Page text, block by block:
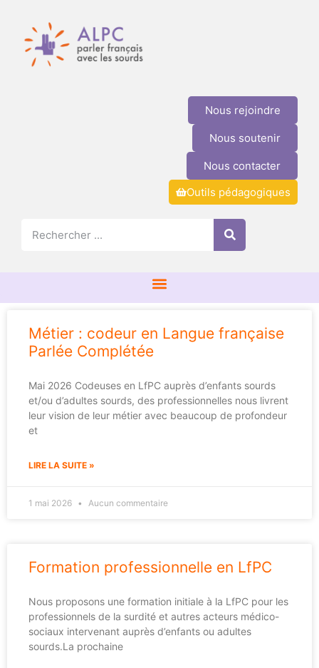
Nous rejoindre
Nous soutenir
Nous contacter
Outils pédagogiques
Métier : codeur en Langue française
Parlée Complétée
Mai 2026 Codeuses en LfPC auprès d’enfants sourds
et/ou d’adultes sourds, des professionnelles nous livrent
leur vision de leur métier avec beaucoup de profondeur
et
LIRE LA SUITE »
1 mai 2026 Aucun commentaire
Formation professionnelle en LfPC
Nous proposons une formation initiale à la LfPC pour les
professionnels de la surdité et autres acteurs médico-
sociaux intervenant auprès d’enfants ou adultes
sourds.La prochaine